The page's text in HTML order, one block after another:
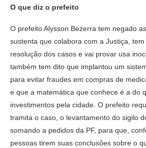
O que diz o prefeito
O prefeito Alysson Bezerra tem negado
sustenta que colabora com a Justiça,
resolução dos casos e vai provar usa
também tem dito que implantou um
para evitar fraudes em compras de
e que a matemática que conhece é a do
investimentos pela cidade. O prefeito
tramita o caso, o levantamento do sigilo
somando a pedidos da PF, para que,
pessoas tirem suas conclusões sobre o